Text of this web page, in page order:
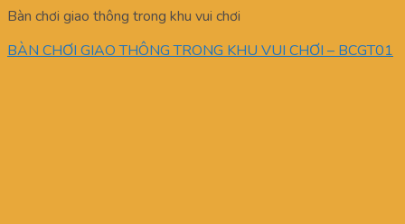
Bàn chơi giao thông trong khu vui chơi
BÀN CHƠI GIAO THÔNG TRONG KHU VUI CHƠI – BCGT01